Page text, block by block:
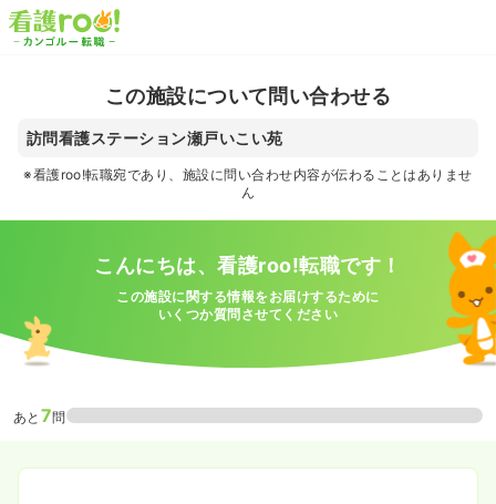
この施設について問い合わせる
訪問看護ステーション瀬戸いこい苑
※看護roo!転職宛であり、施設に問い合わせ内容が伝わることはありませ
ん
こんにちは、看護roo!転職です！
この施設に関する情報をお届けするために
いくつか質問させてください
あと 7問